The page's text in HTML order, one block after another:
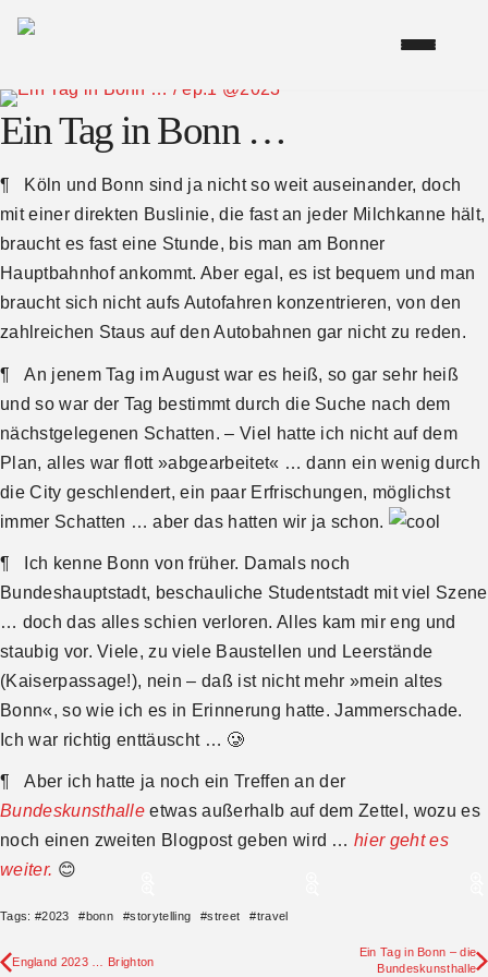
Ein Tag in Bonn …
¶ Köln und Bonn sind ja nicht so weit auseinander, doch
mit einer direkten Buslinie, die fast an jeder Milchkanne hält,
braucht es fast eine Stunde, bis man am Bonner
Hauptbahnhof ankommt. Aber egal, es ist bequem und man
braucht sich nicht aufs Autofahren konzentrieren, von den
zahlreichen Staus auf den Autobahnen gar nicht zu reden.
¶ An jenem Tag im August war es heiß, so gar sehr heiß
und so war der Tag bestimmt durch die Suche nach dem
nächstgelegenen Schatten. – Viel hatte ich nicht auf dem
Plan, alles war flott »abgearbeitet« … dann ein wenig durch
die City geschlendert, ein paar Erfrischungen, möglichst
immer Schatten … aber das hatten wir ja schon.
¶ Ich kenne Bonn von früher. Damals noch
Bundeshauptstadt, beschauliche Studentstadt mit viel Szene
… doch das alles schien verloren. Alles kam mir eng und
staubig vor. Viele, zu viele Baustellen und Leerstände
(Kaiserpassage!), nein – daß ist nicht mehr »mein altes
Bonn«, so wie ich es in Erinnerung hatte. Jammerschade.
Ich war richtig enttäuscht … 🥲
¶ Aber ich hatte ja noch ein Treffen an der
Bundeskunsthalle etwas außerhalb auf dem Zettel, wozu es
noch einen zweiten Blogpost geben wird …hier geht es
weiter. 😊
Tags: #2023 #bonn #storytelling #street #travel
Ein Tag in Bonn – die
Bundeskunsthalle
England 2023 … Brighton